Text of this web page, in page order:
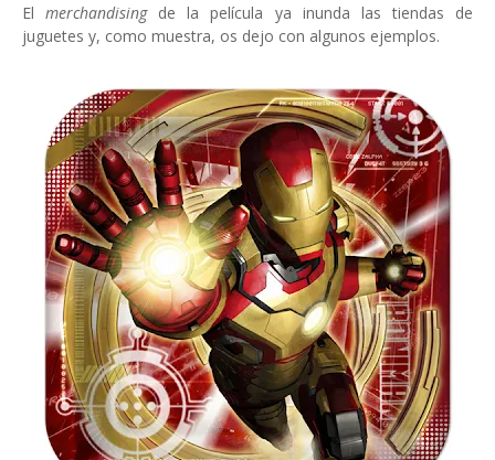
Elmerchandising de la película ya inunda las tiendas de
juguetes y, como muestra, os dejo con algunos ejemplos.